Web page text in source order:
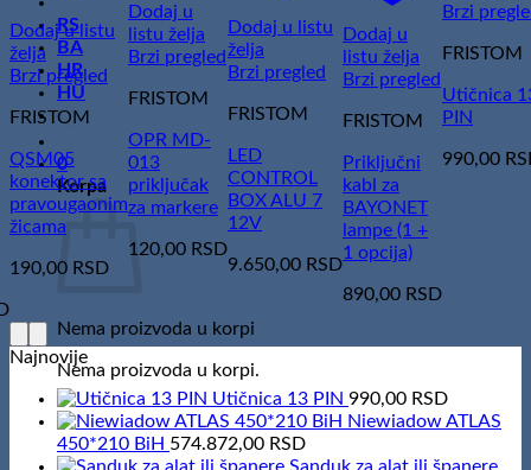
RS
BA
HR
HU
0
Korpa
Nema proizvoda u korpi
Nema proizvoda u korpi.
Dodaj u listu
želja
Brzi pregled
FRISTOM
QSM05
konektor sa
pravougaonim
žicama
190,00 RSD
Dodaj u
listu želja
Brzi pregled
FRISTOM
OPR MD-
013
priključak
za markere
120,00 RSD
Dodaj u listu
želja
Brzi pregled
FRISTOM
LED
CONTROL
BOX ALU 7
12V
9.650,00 RSD
Dodaj u
listu želja
Brzi pregled
FRISTOM
Priključni
kabl za
BAYONET
lampe (1 +
1 opcija)
890,00 RSD
Brzi
FRISTOM
Utičnica
PIN
990,00
Najnovije
Utičnica 13 PIN 990,00 RSD
Niewiadow ATLAS
450*210 BiH 574.872,00 RSD
Sanduk za alat ili španere